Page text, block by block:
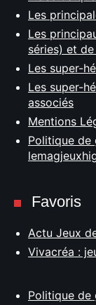
Les
Les
séries) et de
Les super-
Les super-
associés
Mentions
Politique de
Favoris
Actu Jeux
Vivacréa :
Politique de